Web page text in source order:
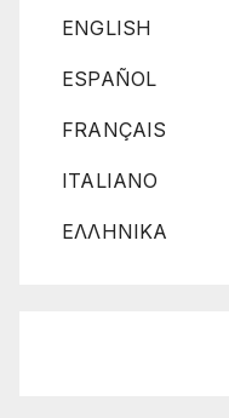
ENGLISH
ESPAÑOL
FRANÇAIS
ITALIANO
ΕΛΛΗΝΙΚΑ